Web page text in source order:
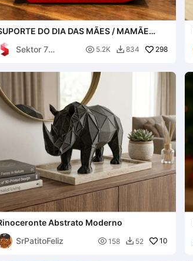
DO DIA DAS MÃES / MAMÃE
FUNDIDA COM CORAÇÃO / PRESENTE DO
DIA DAS MÃES
Sektor 7
 5.2K  834 298
Abstrato Moderno
SrPatitoFeliz
 158  52 10